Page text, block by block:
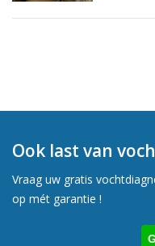
Ook last van
Vraag uw gratis
op mét garantie !